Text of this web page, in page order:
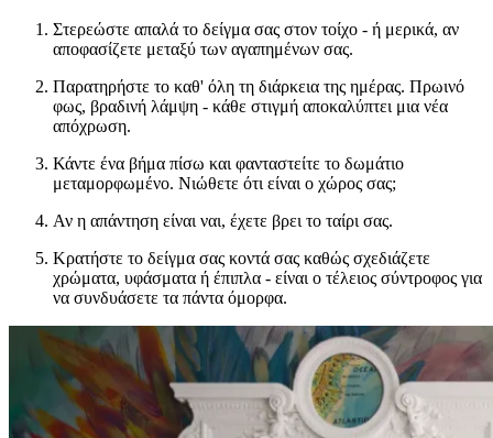
Στερεώστε απαλά το δείγμα σας στον τοίχο - ή μερικά, αν
αποφασίζετε μεταξύ των αγαπημένων σας.
Παρατηρήστε το καθ' όλη τη διάρκεια της ημέρας. Πρωινό
φως, βραδινή λάμψη - κάθε στιγμή αποκαλύπτει μια νέα
απόχρωση.
Κάντε ένα βήμα πίσω και φανταστείτε το δωμάτιο
μεταμορφωμένο. Νιώθετε ότι είναι ο χώρος σας;
Αν η απάντηση είναι ναι, έχετε βρει το ταίρι σας.
Κρατήστε το δείγμα σας κοντά σας καθώς σχεδιάζετε
χρώματα, υφάσματα ή έπιπλα - είναι ο τέλειος σύντροφος για
να συνδυάσετε τα πάντα όμορφα.